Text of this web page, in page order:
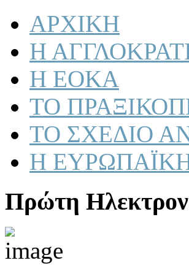
ΑΡΧΙΚΗ
Η
Η ΕΟΚΑ
ΤΟ
ΤΟ ΣΧΕΔΙΟ
Η
Πρώτη